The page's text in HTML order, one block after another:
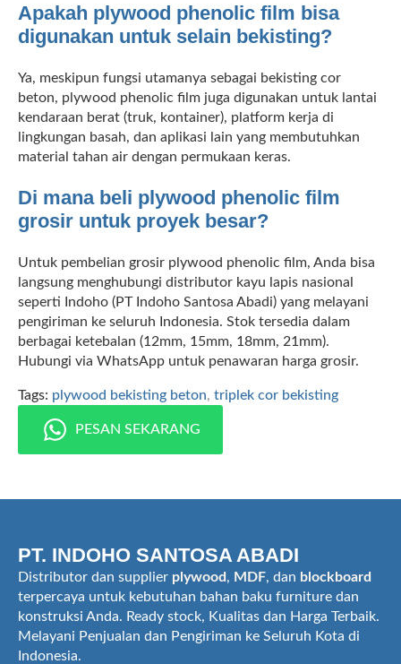
Apakah plywood phenolic film bisa
digunakan untuk selain bekisting?
Ya, meskipun fungsi utamanya sebagai bekisting cor
beton, plywood phenolic film juga digunakan untuk lantai
kendaraan berat (truk, kontainer), platform kerja di
lingkungan basah, dan aplikasi lain yang membutuhkan
material tahan air dengan permukaan keras.
Di mana beli plywood phenolic film
grosir untuk proyek besar?
Untuk pembelian grosir plywood phenolic film, Anda bisa
langsung menghubungi distributor kayu lapis nasional
seperti Indoho (PT Indoho Santosa Abadi) yang melayani
pengiriman ke seluruh Indonesia. Stok tersedia dalam
berbagai ketebalan (12mm, 15mm, 18mm, 21mm).
Hubungi via WhatsApp untuk penawaran harga grosir.
Tags: plywood bekisting beton triplek cor bekisting
PESAN SEKARANG
PT. INDOHO SANTOSA ABADI
Distributor dan supplier plywood, MDF, dan blockboard
terpercaya untuk kebutuhan bahan baku furniture dan
konstruksi Anda. Ready stock, Kualitas dan Harga Terbaik.
Melayani Penjualan dan Pengiriman ke Seluruh Kota di
Indonesia.